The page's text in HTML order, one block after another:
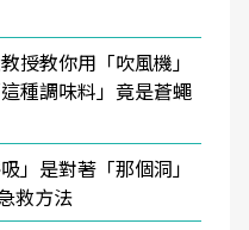
授教你用「吹風機」
種調味料」竟是蒼蠅
」是對著「那個洞」
救方法